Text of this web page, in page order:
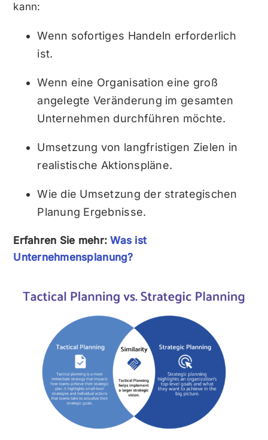
kann:
Wenn sofortiges Handeln erforderlich
ist.
Wenn eine Organisation eine groß
angelegte Veränderung im gesamten
Unternehmen durchführen möchte.
Umsetzung von langfristigen Zielen in
realistische Aktionspläne.
Wie die Umsetzung der strategischen
Planung Ergebnisse.
Erfahren Sie mehr:Was ist
Unternehmensplanung?